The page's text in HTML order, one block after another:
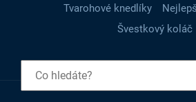
Tvarohové knedlíky
Švestkový koláč